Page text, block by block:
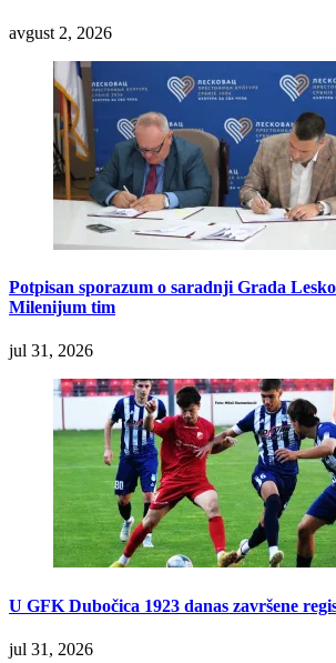
avgust 2, 2026
Potpisan sporazum o saradnji Grada
Milenijum tim
jul 31, 2026
U GFK Dubočica 1923 danas završene
jul 31, 2026